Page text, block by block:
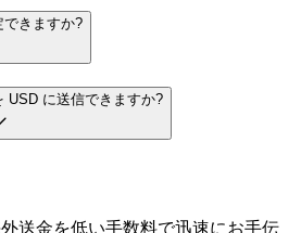
できますか?
USD に送信できますか?
送金を低い手数料で迅速にお手伝